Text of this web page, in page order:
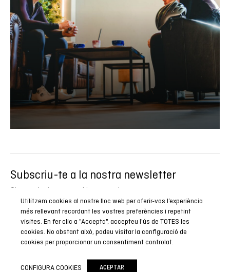
Subscriu-te a la nostra newsletter
Sigues el primer a conèixer totes les nostres novetats,
reportatges i promocions especials.
SUBSCRIURE’M ARA
Inverse Inverse custom
Utilitzem cookies al nostre lloc web per oferir-vos l’experiència
més rellevant recordant les vostres preferències i repetint
visites. En fer clic a "Accepta", accepteu l'ús de TOTES les
cookies. No obstant això, podeu visitar la configuració de
cookies per proporcionar un consentiment controlat.
CONFIGURA COOKIES ACEPTAR